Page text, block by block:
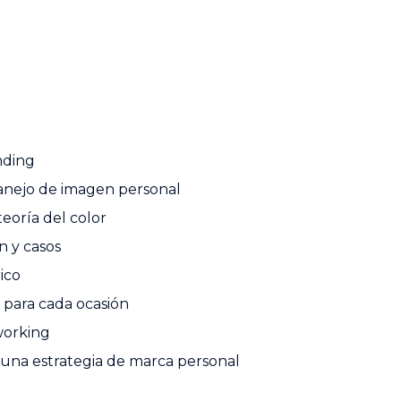
de imagen personal
del color
y casos
cada ocasión
estrategia de marca personal